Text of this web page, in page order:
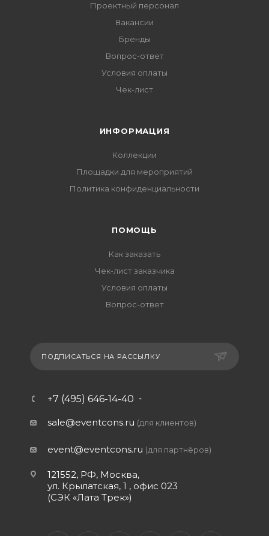
Проектный персонал
Вакансии
Бренды
Вопрос-ответ
Условия оплаты
Чек-лист
ИНФОРМАЦИЯ
Коллекции
Площадки для мероприятий
Политика конфиденциальности
ПОМОЩЬ
Как заказать
Чек-лист заказчика
Условия оплаты
Вопрос-ответ
ПОДПИСАТЬСЯ НА РАССЫЛКУ
+7 (495) 646-14-40
sale@eventcons.ru (для клиентов)
event@eventcons.ru (для партнёров)
121552, РФ, Москва,
ул. Крылатская, 1 , офис 023
(СЭК «Лата Трек»)